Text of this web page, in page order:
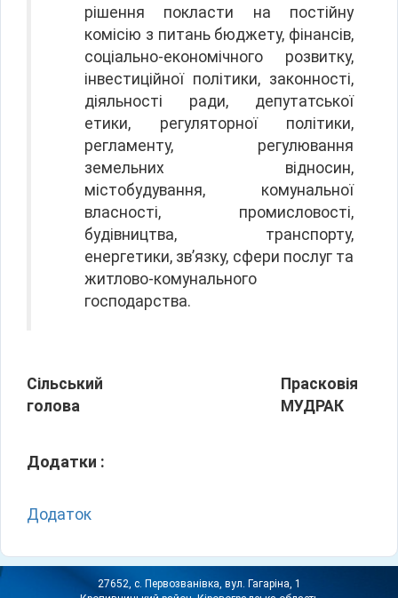
рішення покласти на постійну
комісію з питань бюджету, фінансів,
соціально-економічного розвитку,
інвестиційної політики, законності,
діяльності ради, депутатської
етики, регуляторної політики,
регламенту, регулювання
земельних відносин,
містобудування, комунальної
власності, промисловості,
будівництва, транспорту,
енергетики, зв’язку, сфери послуг та
житлово-комунального
господарства.
Сільський
голова
Прасковія
МУДРАК
Додатки :
Додаток
27652, с. Первозванівка, вул. Гагаріна, 1